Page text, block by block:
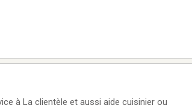
à La clientèle et aussi aide cuisinier ou